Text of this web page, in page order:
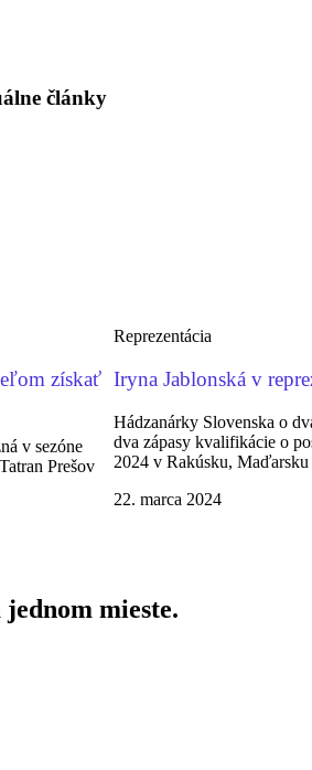
články
získať
v sezóne
Prešov
Reprezentácia
Iryna Jablonská v
Hádzanárky Slovenska o
dva zápasy kvalifikácie o
2024 v Rakúsku, Maďarsku
22. marca 2024
mieste.